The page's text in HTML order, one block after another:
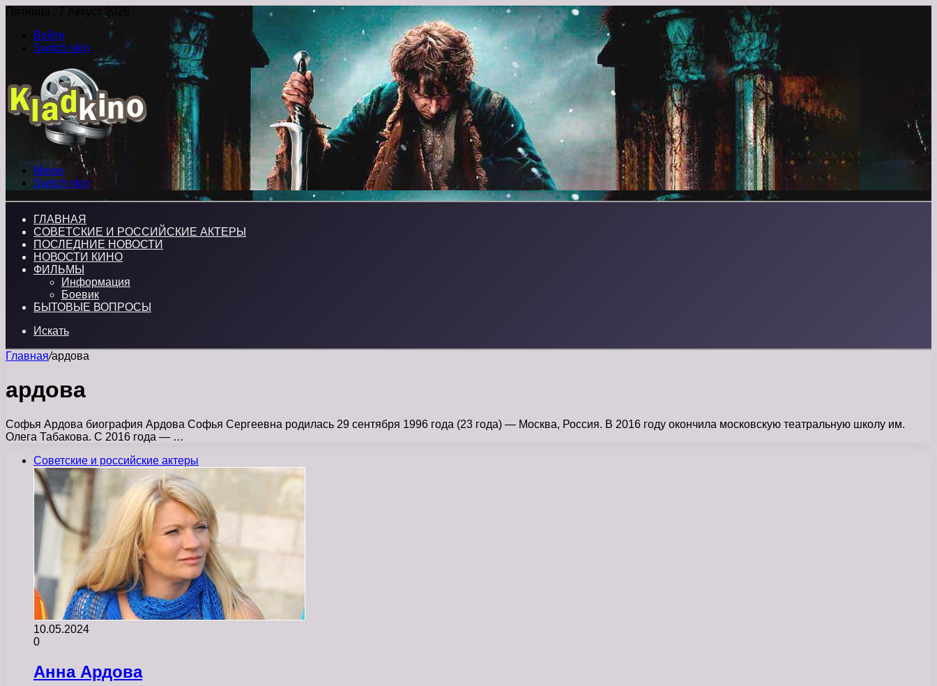
Пятница , 7 Август 2026
Войти
Switch skin
Меню
Switch skin
ГЛАВНАЯ
СОВЕТСКИЕ И РОССИЙСКИЕ АКТЕРЫ
ПОСЛЕДНИЕ НОВОСТИ
НОВОСТИ КИНО
ФИЛЬМЫ
Информация
Боевик
БЫТОВЫЕ ВОПРОСЫ
Искать
Главная/ардова
ардова
Софья Ардова биография Ардова Софья Сергеевна родилась 29 сентября 1996 года (23 года) — Москва, Россия. В 2016 году окончила московскую театральную школу им.
Олега Табакова. С 2016 года — …
Советские и российские актеры
10.05.2024
0
Анна Ардова